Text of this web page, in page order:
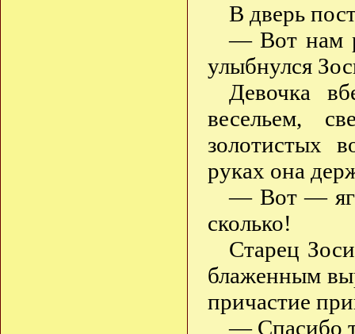
В дверь
— Вот нам
улыбнулся
Девочка
весельем,
золотистых
руках она
— Вот —
сколько!
Старец
блаженным
причастие
— Спасибо